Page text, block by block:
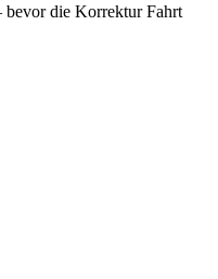
bevor die Korrektur Fahrt